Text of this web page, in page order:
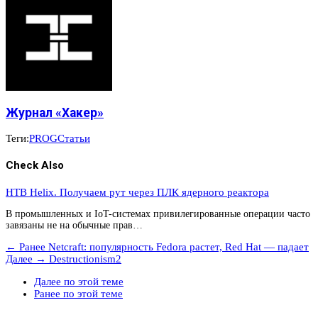
Журнал «Хакер»
Теги:PROGСтатьи
Check Also
HTB Helix. Получаем рут через ПЛК ядерного реактора
В промышленных и IoT-системах привилегированные операции часто
завязаны не на обычные прав…
← Ранее Netcraft: популярность Fedora растет, Red Hat — падает
Далее → Destructionism2
Далее по этой теме
Ранее по этой теме